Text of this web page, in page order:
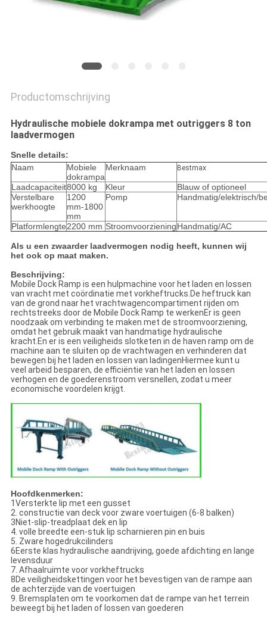
Productomschrijving
Hydraulische mobiele dokrampa met outriggers 8 ton
laadvermogen
Snelle details:
Naam
Mobiele
dokrampa
Merknaam Bestmax
Laadcapaciteit8000 kg Kleur
Blauw of optioneel
Verstelbare
werkhoogte
1200
mm-1800
mm
Pomp Handmatig/elektrisch/
Platformlengte2200 mm StroomvoorzieningHandmatig/AC
Als u een zwaarder laadvermogen nodig heeft, kunnen wij
het ook op maat maken.
Beschrijving:
Mobile Dock Ramp is een hulpmachine voor het laden en lossen
van vracht met coördinatie met vorkheftrucks.De heftruck kan
van de grond naar het vrachtwagencompartiment rijden om
rechtstreeks door de Mobile Dock Ramp te werkenEr is geen
noodzaak om verbinding te maken met de stroomvoorziening,
omdat het gebruik maakt van handmatige hydraulische
kracht.En er is een veiligheids slotketen in de haven ramp om de
machine aan te sluiten op de vrachtwagen en verhinderen dat
bewegen bij het laden en lossen van ladingenHiermee kunt u
veel arbeid besparen, de efficiëntie van het laden en lossen
verhogen en de goederenstroom versnellen, zodat u meer
economische voordelen krijgt.
Hoofdkenmerken:
1Versterkte lip met een gusset
2. constructie van deck voor zware voertuigen (6-8 balken)
3Niet-slip-treadplaat dek en lip
4. volle breedte een-stuk lip scharnieren pin en buis
5. Zware hogedrukcilinders
6Eerste klas hydraulische aandrijving, goede afdichting en lange
levensduur
7. Afhaalruimte voor vorkheftrucks
8De veiligheidskettingen voor het bevestigen van de rampe aan
de achterzijde van de voertuigen
9. Bremsplaten om te voorkomen dat de rampe van het terrein
beweegt bij het laden of lossen van goederen